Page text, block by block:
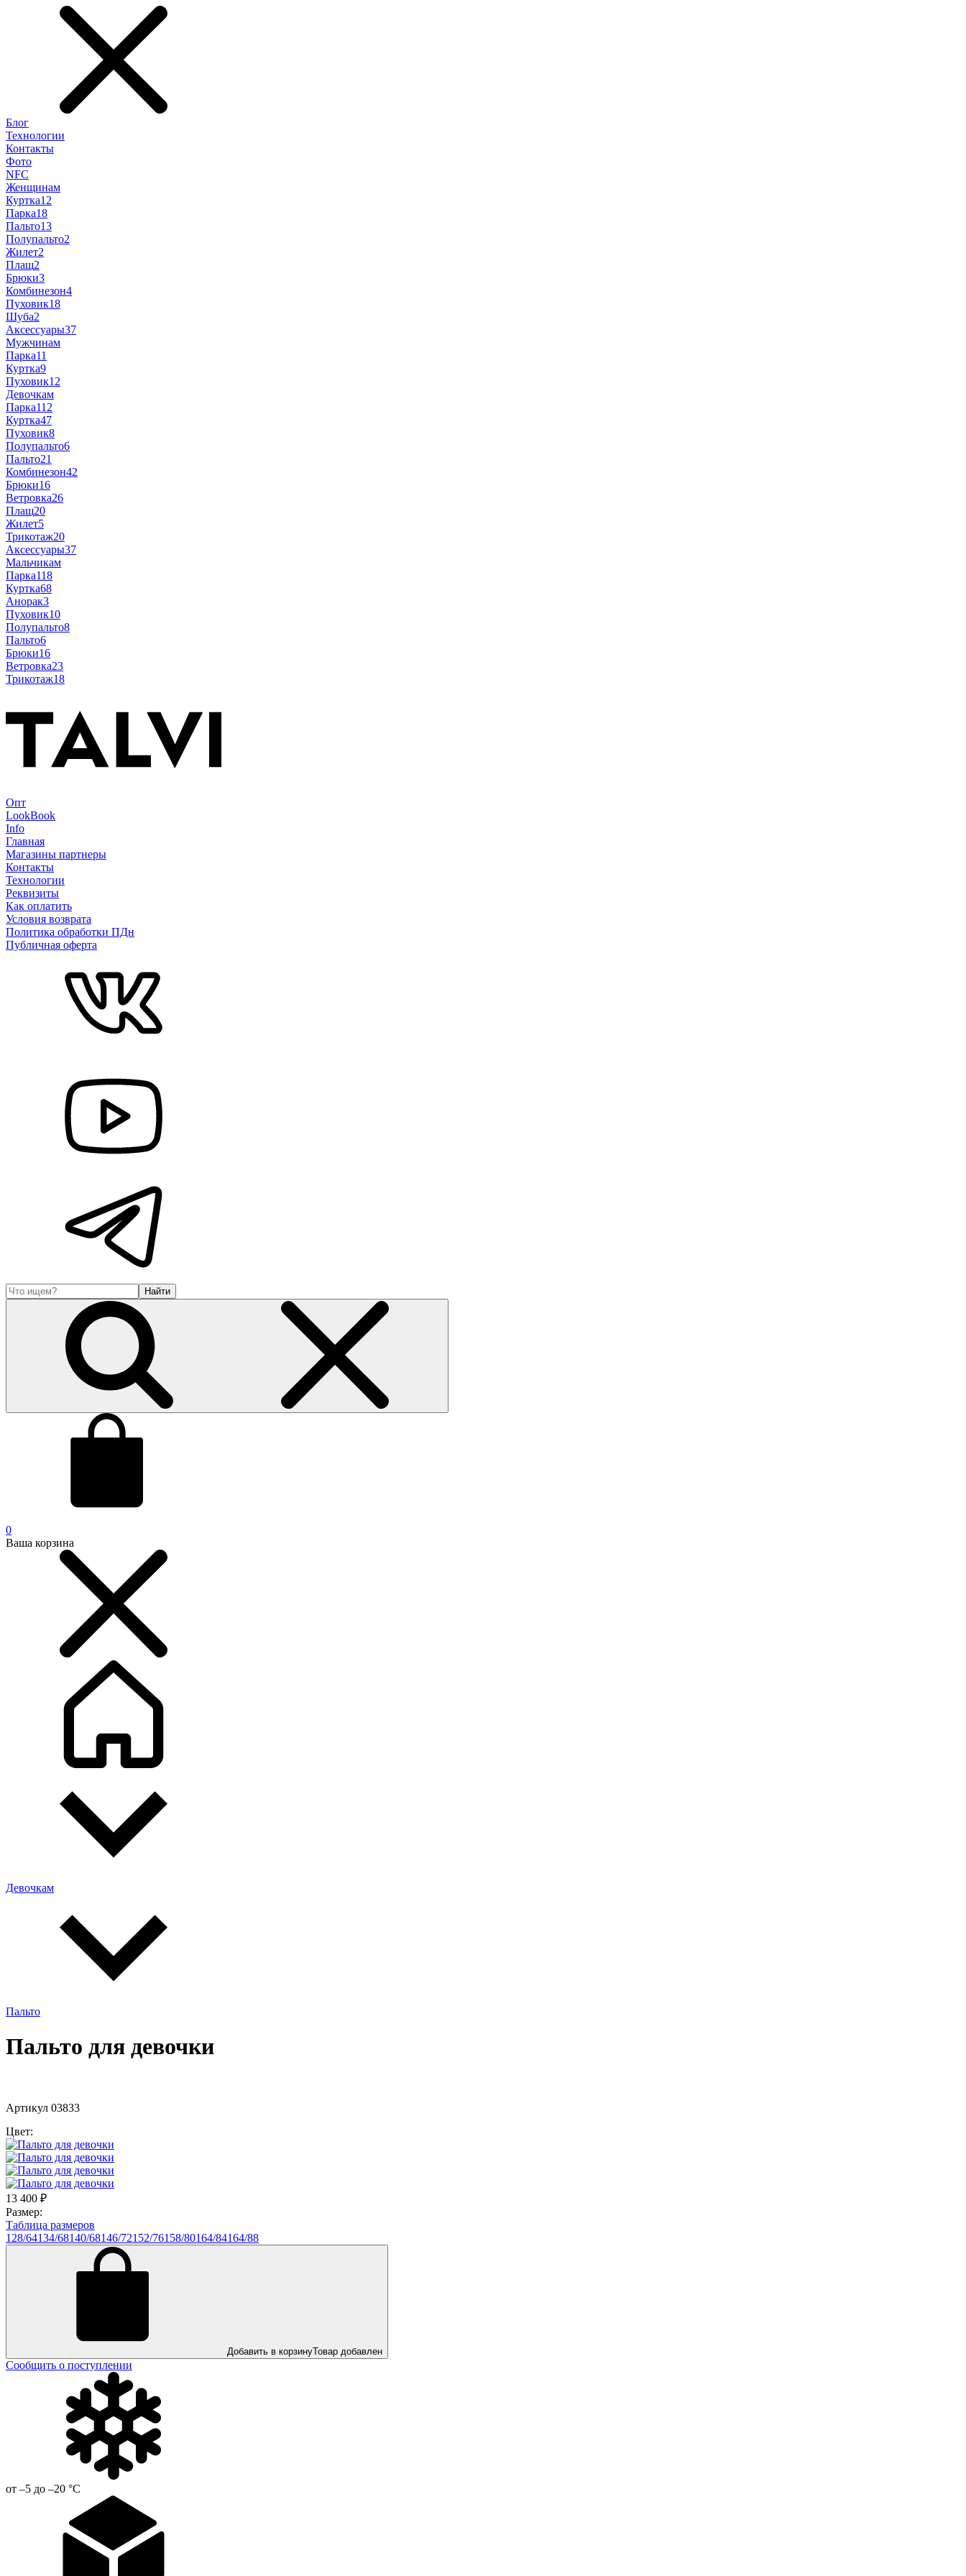
Блог
Технологии
Контакты
Фото
NFC
Женщинам
Куртка12
Парка18
Пальто13
Полупальто2
Жилет2
Плащ2
Брюки3
Комбинезон4
Пуховик18
Шуба2
Аксессуары37
Мужчинам
Парка11
Куртка9
Пуховик12
Девочкам
Парка112
Куртка47
Пуховик8
Полупальто6
Пальто21
Комбинезон42
Брюки16
Ветровка26
Плащ20
Жилет5
Трикотаж20
Аксессуары37
Мальчикам
Парка118
Куртка68
Анорак3
Пуховик10
Полупальто8
Пальто6
Брюки16
Ветровка23
Трикотаж18
Опт
LookBook
Info
Главная
Магазины партнеры
Контакты
Технологии
Реквизиты
Как оплатить
Условия возврата
Политика обработки ПДн
Публичная оферта
Найти
0
Ваша корзина
Девочкам
Пальто
Пальто для девочки
Артикул 03833
Цвет:
13 400 ₽
Размер:
Таблица размеров
128/64134/68140/68146/72152/76158/80164/84164/88
Добавить в корзинуТовар добавлен
Сообщить о поступлении
от –5 до –20 °С